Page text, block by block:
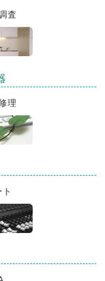
査
理